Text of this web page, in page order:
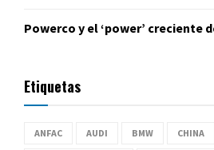
Powerco y el ‘power’ creciente
Etiquetas
ANFAC AUDI BMW CHINA